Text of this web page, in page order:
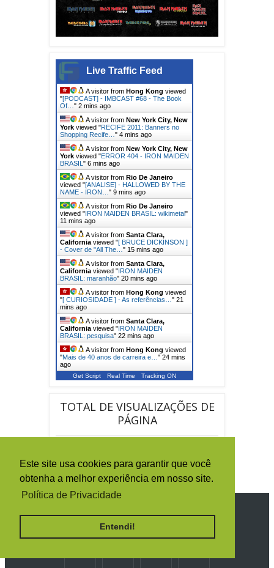
Este site usa cookies para garantir que você
obtenha a melhor experiência em nosso site.
Política de Privacidade
Entendi!
Live Traffic Feed
A visitor from Hong Kong viewed
"[PODCAST] - IMBCAST #68 - The Book
Of… " 2 mins ago
A visitor from New York City, New
York viewed "RECIFE 2011: Banners no
Shopping Recife… " 4 mins ago
A visitor from New York City, New
York viewed "ERROR 404 - IRON MAIDEN
BRASIL " 6 mins ago
A visitor from Rio De Janeiro
viewed "[ANALISE] - HALLOWED BY THE
NAME - IRON… " 9 mins ago
A visitor from Rio De Janeiro
viewed "IRON MAIDEN BRASIL: wikimetal"
11 mins ago
A visitor from Santa Clara,
California viewed "[ BRUCE DICKINSON ]
- Cover de "All The… " 15 mins ago
A visitor from Santa Clara,
California viewed "IRON MAIDEN
BRASIL: maranhão" 20 mins ago
A visitor from Hong Kong viewed
"[ CURIOSIDADE ] - As referências… " 21
mins ago
A visitor from Santa Clara,
California viewed "IRON MAIDEN
BRASIL: pesquisa" 22 mins ago
A visitor from Hong Kong viewed
"Mais de 40 anos de carreira e… " 24 mins
ago
Get Script Real Time Tracking ON
TOTAL DE VISUALIZAÇÕES DE
PÁGINA
0 5
9
SIGA O IRON MAIDEN BRASIL